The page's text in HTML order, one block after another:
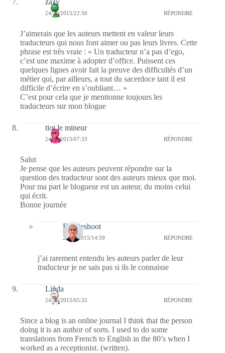
zazy
24/10/2015/22:50 RÉPONDRE
J’aimerais que les auteurs mettent en valeur leurs
traducteurs qui nous font aimer ou pas leurs livres. Cette
phrase est très vraie : « Un traducteur n’a pas d’ego,
c’est une maxime à adopter d’office. Puissent ces
quelques lignes avoir fait la preuve des difficultés d’un
métier qui, par ailleurs, a tout du sacerdoce tant il est
difficile d’écrire en s’oubliant… »
C’est pour cela que je mentionne toujours les
traducteurs sur mon blogue
tiot le mineur
24/10/2015/07:33 RÉPONDRE
Salut
Je pense que les auteurs peuvent répondre sur la
question des traducteur sont des auteurs mieux que moi.
Pour ma part le blogueur est un auteur, du moins celui
qui écrit.
Bonne journée
Bernieshoot
24/10/2015/14:59 RÉPONDRE
j’ai rarement entendu les auteurs parler de leur
traducteur je ne sais pas si ils le connaisse
Linda
24/10/2015/05:55 RÉPONDRE
Since a blog is an online journal I think that the person
doing it is an author of sorts. I used to do some
translations from French to English in the 80’s when I
worked as a receptionist. (written).